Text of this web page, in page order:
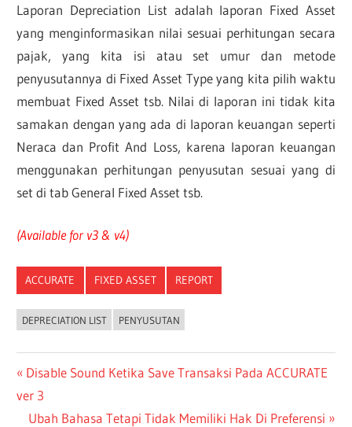
Laporan Depreciation List adalah laporan Fixed Asset
yang menginformasikan nilai sesuai perhitungan secara
pajak, yang kita isi atau set umur dan metode
penyusutannya di Fixed Asset Type yang kita pilih waktu
membuat Fixed Asset tsb. Nilai di laporan ini tidak kita
samakan dengan yang ada di laporan keuangan seperti
Neraca dan Profit And Loss, karena laporan keuangan
menggunakan perhitungan penyusutan sesuai yang di
set di tab General Fixed Asset tsb.
(Available for v3 & v4)
ACCURATE FIXED ASSET REPORT
DEPRECIATION LIST PENYUSUTAN
Post
navigation
Previous
Post:
Disable Sound Ketika Save Transaksi Pada ACCURATE
ver 3
Next
Ubah Bahasa Tetapi Tidak Memiliki Hak Di Preferensi